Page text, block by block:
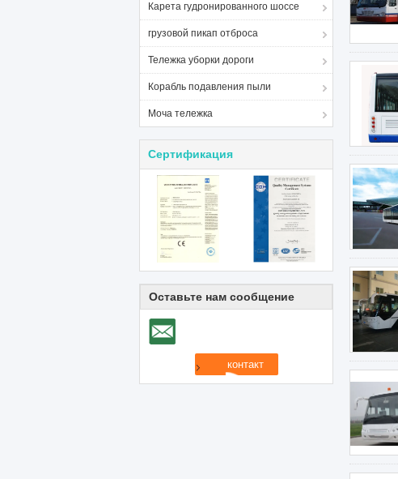
Карета гудронированного шоссе
грузовой пикап отброса
Тележка уборки дороги
Корабль подавления пыли
Моча тележка
Сертификация
Оставьте нам сообщение